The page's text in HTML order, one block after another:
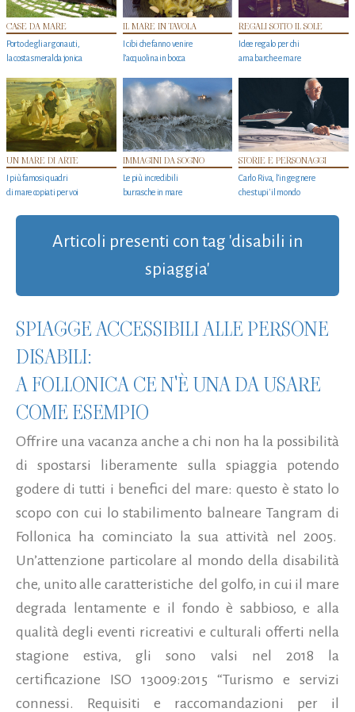
CASE DA MARE
Porto degli argonauti,
la costa smeralda jonica
IL MARE IN TAVOLA
I cibi che fanno venire
l’acquolina in bocca
REGALI SOTTO IL SOLE
Idee regalo per chi
ama barche e mare
UN MARE DI ARTE
I più famosi quadri
di mare copiati per voi
IMMAGINI DA SOGNO
Le più incredibili
burrasche in mare
STORIE E PERSONAGGI
Carlo Riva, l’ingegnere
che stupi' il mondo
Articoli presenti con tag 'disabili in
spiaggia'
SPIAGGE ACCESSIBILI ALLE PERSONE
DISABILI:
A FOLLONICA CE N'È UNA DA USARE
COME ESEMPIO
Offrire una vacanza anche a chi non ha la possibilità
di spostarsi liberamente sulla spiaggia potendo
godere di tutti i benefici del mare: questo è stato lo
scopo con cui lo stabilimento balneare Tangram di
Follonica ha cominciato la sua attività nel 2005.
Un’attenzione particolare al mondo della disabilità
che, unito alle caratteristiche del golfo, in cui il mare
degrada lentamente e il fondo è sabbioso, e alla
qualità degli eventi ricreativi e culturali offerti nella
stagione estiva, gli sono valsi nel 2018 la
certificazione ISO 13009:2015 “Turismo e servizi
connessi. Requisiti e raccomandazioni per il